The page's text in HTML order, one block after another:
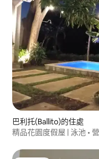
巴利托(Ballito)的住處
精品花園度假屋 | 泳池 •